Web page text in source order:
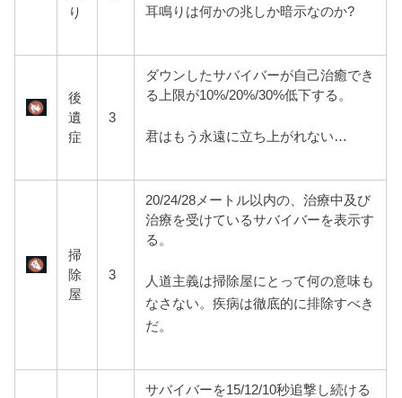
り
耳鳴りは何かの兆しか暗示なのか?
後
遺
症
3
ダウンしたサバイバーが自己治癒でき
る上限が10%/20%/30%低下する。
君はもう永遠に立ち上がれない…
掃
除
屋
3
20/24/28メートル以内の、治療中及び
治療を受けているサバイバーを表示す
る。
人道主義は掃除屋にとって何の意味も
なさない。疾病は徹底的に排除すべき
だ。
サバイバーを15/12/10秒追撃し続ける